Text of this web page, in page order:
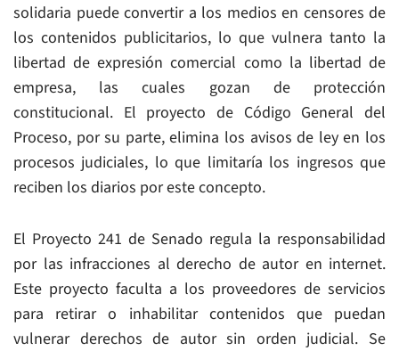
solidaria puede convertir a los medios en censores de
los contenidos publicitarios, lo que vulnera tanto la
libertad de expresión comercial como la libertad de
empresa, las cuales gozan de protección
constitucional. El proyecto de Código General del
Proceso, por su parte, elimina los avisos de ley en los
procesos judiciales, lo que limitaría los ingresos que
reciben los diarios por este concepto.
El Proyecto 241 de Senado regula la responsabilidad
por las infracciones al derecho de autor en internet.
Este proyecto faculta a los proveedores de servicios
para retirar o inhabilitar contenidos que puedan
vulnerar derechos de autor sin orden judicial. Se